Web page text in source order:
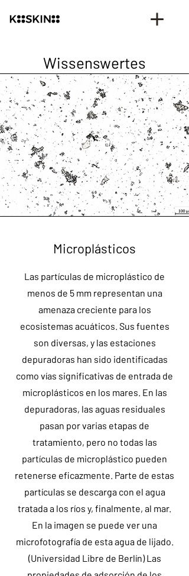
Wissenswertes
Microplásticos
Las partículas de microplástico de
menos de 5 mm representan una
amenaza creciente para los
ecosistemas acuáticos. Sus fuentes
son diversas, y las estaciones
depuradoras han sido identificadas
como vías significativas de entrada de
microplásticos en los mares. En las
depuradoras, las aguas residuales
pasan por varias etapas de
tratamiento, pero no todas las
partículas de microplástico pueden
retenerse eficazmente. Parte de estas
partículas se descarga con el agua
tratada a los ríos y, finalmente, al mar.
En la imagen se puede ver una
microfotografía de esta agua de lijado.
(Universidad Libre de Berlín) Las